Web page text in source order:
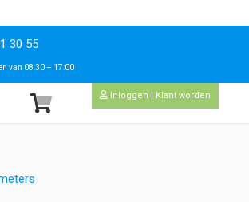
30 55
van 08:30 – 17:00
Inloggen | Klant worden